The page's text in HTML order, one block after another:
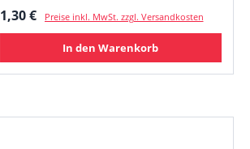
Regulärer Preis:
1,30 € Preise inkl. MwSt. zzgl. Versandkosten
In den Warenkorb